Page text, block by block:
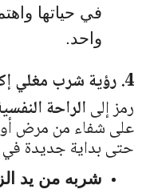
في حياتها
واحد.
4. رؤية شرب مغلي إكليل الجبل للمتزوجة
رمز إلىالراحة
على شفاء من مرض أو
حتى بداية جديدة في
شربه من يد